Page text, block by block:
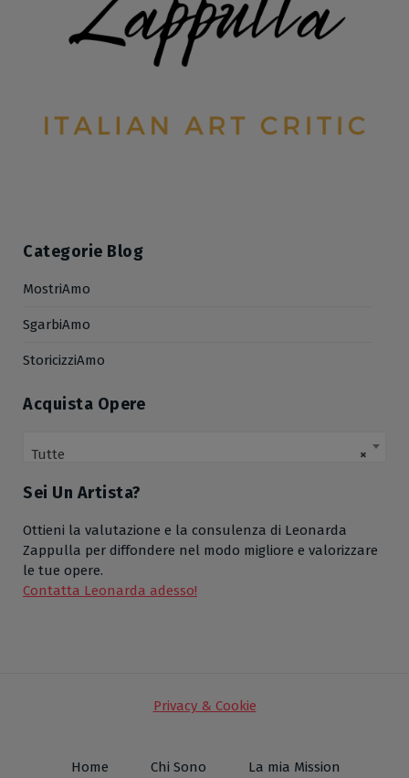
Categorie Blog
MostriAmo
SgarbiAmo
StoricizziAmo
Acquista Opere
×
Tutte
Sei Un Artista?
Ottieni la valutazione e la consulenza di Leonarda
Zappulla per diffondere nel modo migliore e valorizzare
le tue opere.
Contatta Leonarda adesso!
Privacy & Cookie
Home Chi Sono La mia Mission